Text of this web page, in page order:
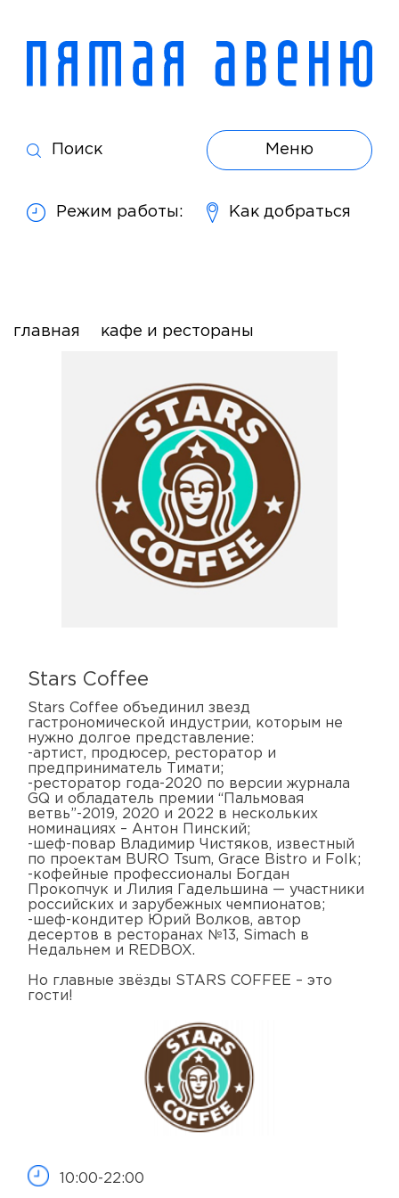
Поиск
Режим работы: Как добраться
Меню
главная кафе и рестораны
Stars Coffee
Stars Coffee объединил звезд
гастрономической индустрии, которым не
нужно долгое представление:
-артист, продюсер, ресторатор и
предприниматель Тимати;
-ресторатор года-2020 по версии журнала
GQ и обладатель премии “Пальмовая
ветвь”-2019, 2020 и 2022 в нескольких
номинациях – Антон Пинский;
-шеф-повар Владимир Чистяков, известный
по проектам BURO Tsum, Grace Bistro и Folk;
-кофейные профессионалы Богдан
Прокопчук и Лилия Гадельшина — участники
российских и зарубежных чемпионатов;
-шеф-кондитер Юрий Волков, автор
десертов в ресторанах №13, Simach в
Недальнем и REDBOX.
Но главные звёзды STARS COFFEE – это
гости!
10:00-22:00